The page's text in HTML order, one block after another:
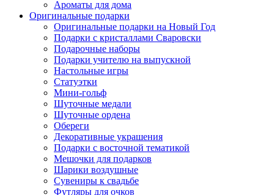
Ароматы для дома
Оригинальные подарки
Оригинальные подарки на Новый Год
Подарки с кристаллами Сваровски
Подарочные наборы
Подарки учителю на выпускной
Настольные игры
Статуэтки
Мини-гольф
Шуточные медали
Шуточные ордена
Обереги
Декоративные украшения
Подарки с восточной тематикой
Мешочки для подарков
Шарики воздушные
Сувениры к свадьбе
Футляры для очков